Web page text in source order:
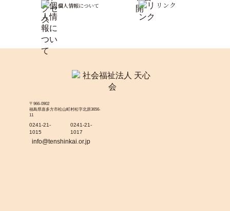
個人情報について リンク
〒966-0902
福島県喜多方市松山町村松字北原3656-
11
0241-21-
1015
0241-21-
1017
info@tenshinkai.or.jp